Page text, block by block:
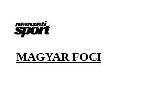
MAGYAR FOCI